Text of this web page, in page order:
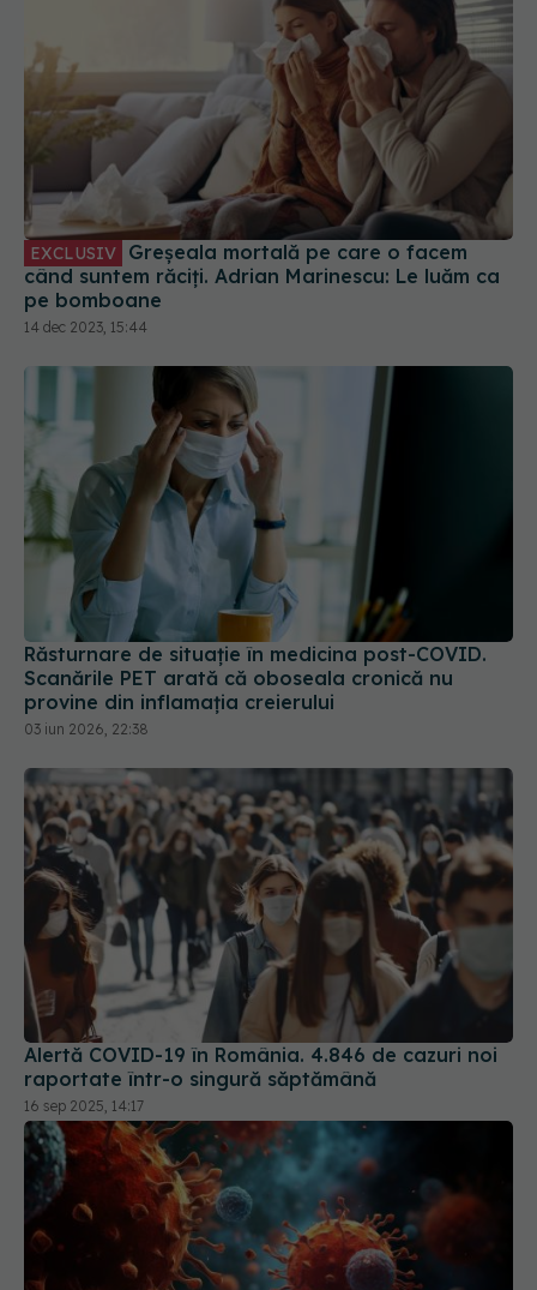
EXCLUSIV
când suntem răciți. Adrian Marinescu: Le luăm ca
pe bomboane
14 dec 2023, 15:44
Răsturnare de situație în medicina post-COVID.
Scanările PET arată că oboseala cronică nu
provine din inflamația creierului
03 iun 2026, 22:38
Alertă COVID-19 în România. 4.846 de cazuri noi
raportate într-o singură săptămână
16 sep 2025, 14:17